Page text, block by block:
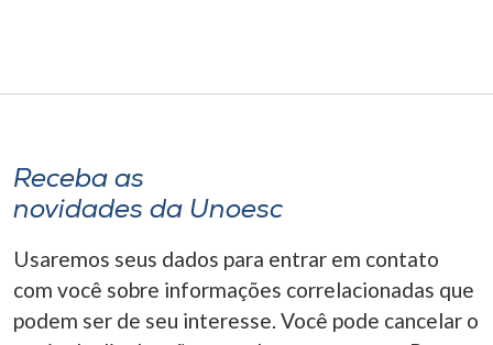
Receba as
novidades da Unoesc
Usaremos seus dados para entrar em contato
com você sobre informações correlacionadas que
podem ser de seu interesse. Você pode cancelar o